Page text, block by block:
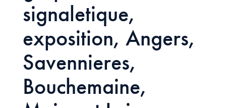
signaletique,
exposition, Angers,
Savennieres,
Bouchemaine,